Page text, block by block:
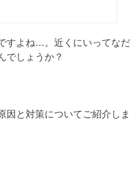
すよね…。近くにいってなだ
でしょうか？
因と対策についてご紹介しま